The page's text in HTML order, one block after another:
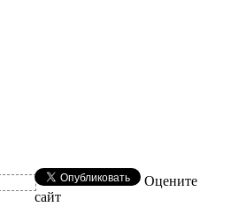
Оцените
сайт